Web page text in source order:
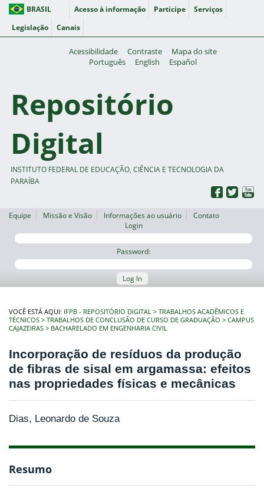
BRASIL Acesso à informação Participe
Serviços
Legislação
Canais
Acessibilidade Contraste
Mapa do site
Português
English Español
Repositório
Digital
INSTITUTO FEDERAL DE EDUCAÇÃO, CIÊNCIA E TECNOLOGIA DA
PARAÍBA
Equipe Missão e Visão Informações ao usuário
Contato
Login
Password:
Log In
VOCÊ ESTÁ AQUI: IFPB - REPOSITÓRIO DIGITAL
TRABALHOS ACADÊMICOS E
TÉCNICOS
TRABALHOS DE CONCLUSÃO DE CURSO DE GRADUAÇÃO
CAMPUS
CAJAZEIRAS
BACHARELADO EM ENGENHARIA CIVIL
Incorporação de resíduos da produção
de fibras de sisal em argamassa: efeitos
nas propriedades físicas e mecânicas
Dias, Leonardo de Souza
Resumo